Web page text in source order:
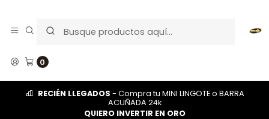
0
RECIÉN LLEGADOS - Compra tu MINI LINGOTE o BARRA
ACUÑADA 24k
QUIERO INVERTIR EN ORO